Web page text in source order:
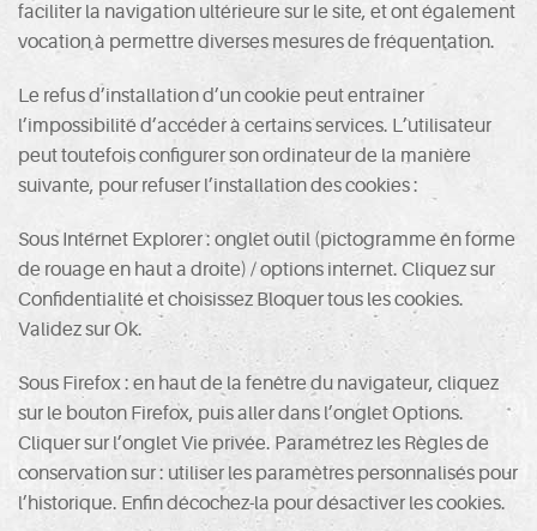
faciliter la navigation ultérieure sur le site, et ont également
vocation à permettre diverses mesures de fréquentation.
Le refus d’installation d’un cookie peut entraîner
l’impossibilité d’accéder à certains services. L’utilisateur
peut toutefois configurer son ordinateur de la manière
suivante, pour refuser l’installation des cookies :
Sous Internet Explorer : onglet outil (pictogramme en forme
de rouage en haut a droite) / options internet. Cliquez sur
Confidentialité et choisissez Bloquer tous les cookies.
Validez sur Ok.
Sous Firefox : en haut de la fenêtre du navigateur, cliquez
sur le bouton Firefox, puis aller dans l’onglet Options.
Cliquer sur l’onglet Vie privée. Paramétrez les Règles de
conservation sur : utiliser les paramètres personnalisés pour
l’historique. Enfin décochez-la pour désactiver les cookies.